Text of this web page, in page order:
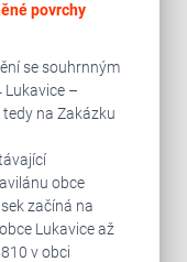
povrchy
se souhrnným
Lukavice –
na Zakázku
obce
začíná na
Lukavice až
v obci